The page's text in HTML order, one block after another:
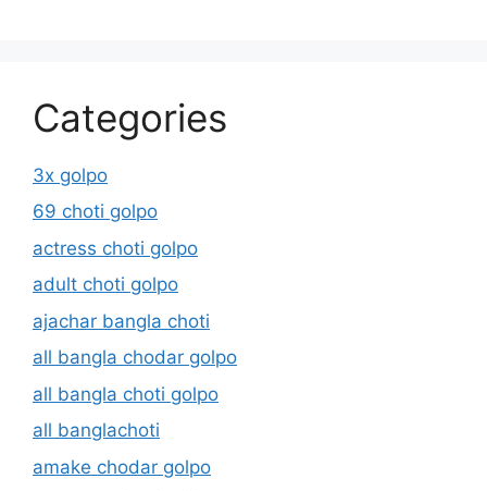
Categories
3x golpo
69 choti golpo
actress choti golpo
adult choti golpo
ajachar bangla choti
all bangla chodar golpo
all bangla choti golpo
all banglachoti
amake chodar golpo